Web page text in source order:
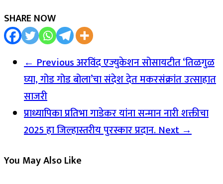
SHARE NOW
← Previousअरविंद एज्युकेशन सोसायटीत ‘तिळगुळ
घ्या, गोड गोड बोला’चा संदेश देत मकरसंक्रांत उत्साहात
साजरी
प्राध्यापिका प्रतिभा गाडेकर यांना सन्मान नारी शक्तीचा
2025 हा जिल्हास्तरीय पुरस्कार प्रदान.Next →
You May Also Like